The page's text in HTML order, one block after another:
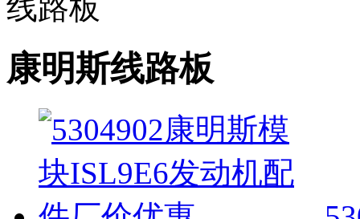
线路板
康明斯线路板